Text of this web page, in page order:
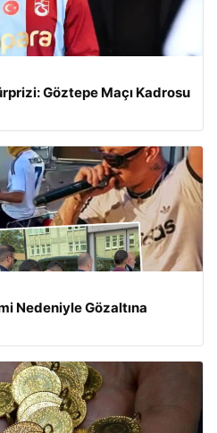
Göztepe Maçı Kadrosu
Nedeniyle Gözaltına